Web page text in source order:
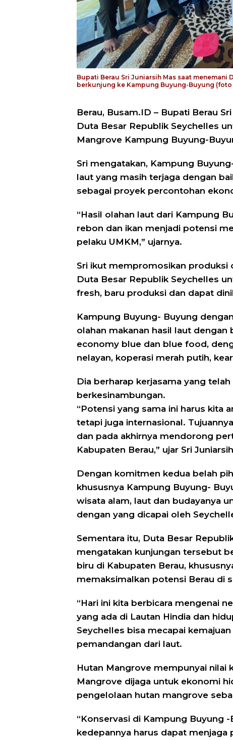
Bupati Berau Sri Juniarsih Mas saat menemani
berkunjung ke Kampung Buyung-Buyung
Berau, Busam.ID – Bupati Berau
Duta Besar Republik Seychelles
Mangrove Kampung Buyung-
Sri mengatakan, Kampung
laut yang masih terjaga dengan
sebagai proyek percontohan
“Hasil olahan laut dari Kampung
rebon dan ikan menjadi potensi
pelaku UMKM,” ujarnya.
Sri ikut mempromosikan produksi
Duta Besar Republik Seychelles
fresh, baru produksi dan dapat
Kampung Buyung- Buyung
olahan makanan hasil laut
economy blue dan blue food,
nelayan, koperasi merah putih,
Dia berharap kerjasama yang
berkesinambungan.
“Potensi yang sama ini harus kita
tetapi juga internasional.
dan pada akhirnya mendorong
Kabupaten Berau,” ujar Sri
Dengan komitmen kedua belah
khususnya Kampung Buyung-
wisata alam, laut dan budayanya
dengan yang dicapai oleh
Sementara itu, Duta Besar
mengatakan kunjungan tersebut
biru di Kabupaten Berau,
memaksimalkan potensi Berau di
“Hari ini kita berbicara mengenai
yang ada di Lautan Hindia dan
Seychelles bisa mecapai
pemandangan dari laut.
Hutan Mangrove mempunyai nilai
Mangrove dijaga untuk ekonomi
pengelolaan hutan mangrove
“Konservasi di Kampung Buyung
kedepannya harus dapat menjaga